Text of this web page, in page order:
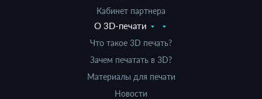
Кабинет партнера
О 3D-печати
Что такое 3D печать?
Зачем печатать в 3D?
Материалы для печати
Новости